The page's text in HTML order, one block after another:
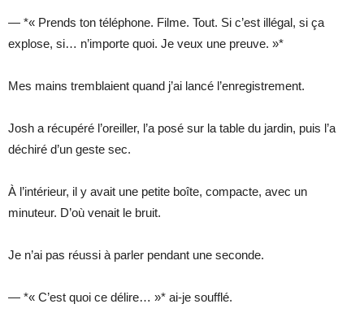
— *« Prends ton téléphone. Filme. Tout. Si c’est illégal, si ça
explose, si… n’importe quoi. Je veux une preuve. »*
Mes mains tremblaient quand j’ai lancé l’enregistrement.
Josh a récupéré l’oreiller, l’a posé sur la table du jardin, puis l’a
déchiré d’un geste sec.
À l’intérieur, il y avait une petite boîte, compacte, avec un
minuteur. D’où venait le bruit.
Je n’ai pas réussi à parler pendant une seconde.
— *« C’est quoi ce délire… »* ai-je soufflé.